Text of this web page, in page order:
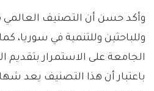
وأكد حسن أن التصنيف
وللباحثين وللتنمية في سوريا،
الجامعة على الاستمرار بتقديم
باعتبار أن هذا التصنيف يعد